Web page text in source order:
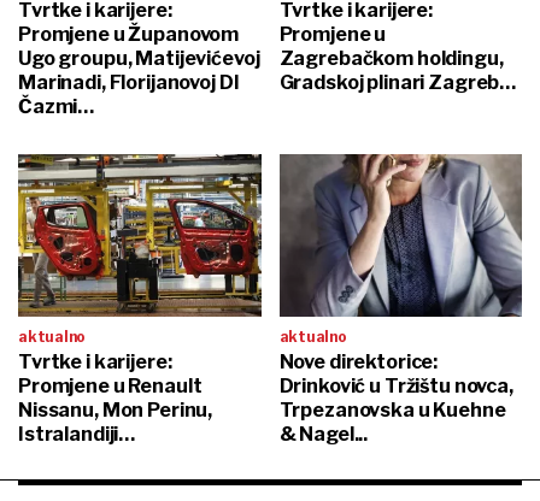
Tvrtke i karijere:
Promjene u Županovom
Ugo groupu, Matijevićevoj
Marinadi, Florijanovoj DI
Čazmi…
Tvrtke i karijere:
Promjene u
Zagrebačkom holdingu,
Gradskoj plinari Zagreb…
aktualno
Tvrtke i karijere:
Promjene u Renault
Nissanu, Mon Perinu,
Istralandiji…
aktualno
Nove direktorice:
Drinković u Tržištu novca,
Trpezanovska u Kuehne
& Nagel...